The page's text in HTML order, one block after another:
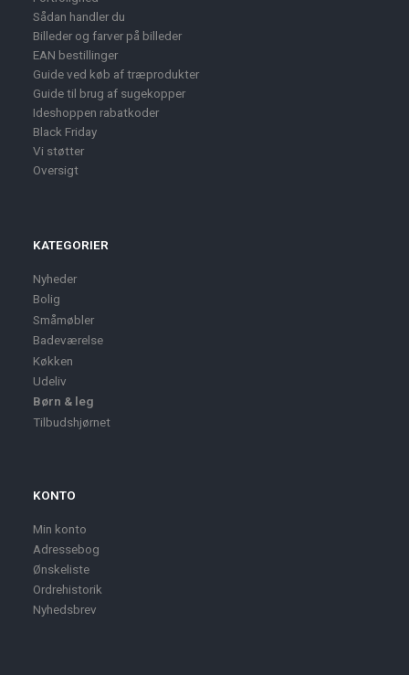
Sådan handler du
Billeder og farver på billeder
EAN bestillinger
Guide ved køb af træprodukter
Guide til brug af sugekopper
Ideshoppen rabatkoder
Black Friday
Vi støtter
Oversigt
KATEGORIER
Nyheder
Bolig
Småmøbler
Badeværelse
Køkken
Udeliv
Børn & leg
Tilbudshjørnet
KONTO
Min konto
Adressebog
Ønskeliste
Ordrehistorik
Nyhedsbrev